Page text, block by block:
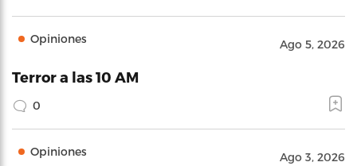
Opiniones Ago 5, 2026
Terror a las 10 AM
0
Opiniones Ago 3, 2026